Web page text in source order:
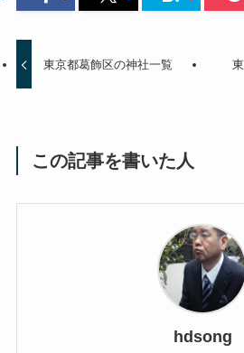
東京都葛飾区の神社一覧
この記事を書いた人
hdsong